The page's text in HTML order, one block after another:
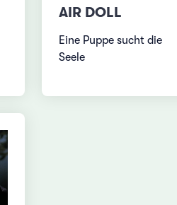
AIR DOLL
Eine Puppe sucht die
Seele